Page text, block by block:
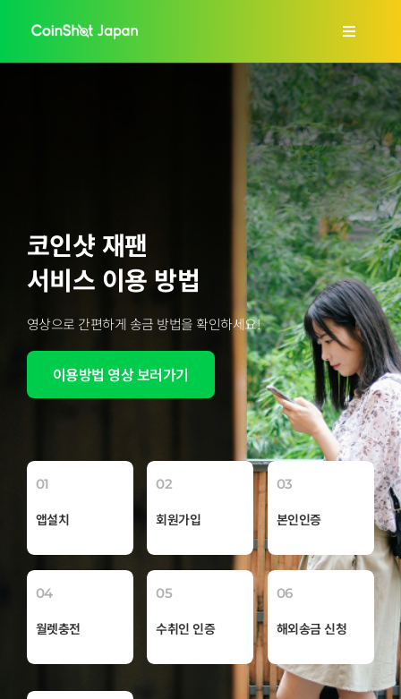
츠
Toggle
FAQs
블로그
한국어
코인샷 재팬
서비스 이용 방법
영상으로 간편하게 송금 방법을 확인하세요!
이용방법 영상 보러가기
01
앱설치
02
회원가입
03
본인인증
04
월렛충전
05
수취인 인증
06
해외송금 신청